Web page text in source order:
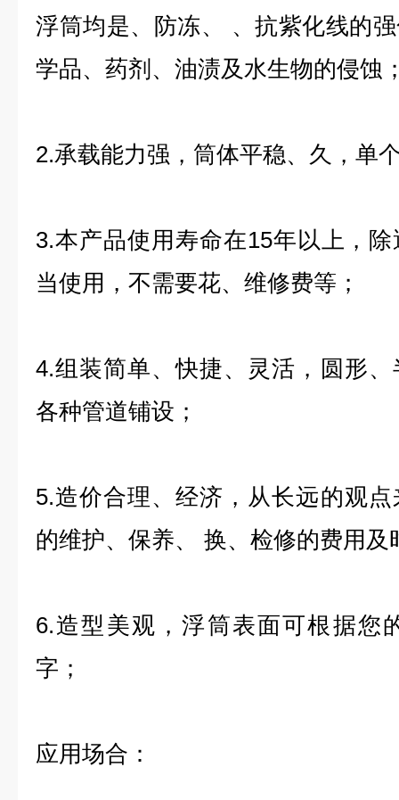
浮筒均是、防冻、 、抗紫化线的
学品、药剂、油渍及水生物的侵蚀
2.承载能力强，筒体平稳、久，单
3.本产品使用寿命在15年以上，
当使用，不需要花、维修费等；
4.组装简单、快捷、灵活，圆形
各种管道铺设；
5.造价合理、经济，从长远的观
的维护、保养、 换、检修的费用及
6.造型美观，浮筒表面可根据您
字；
应用场合：